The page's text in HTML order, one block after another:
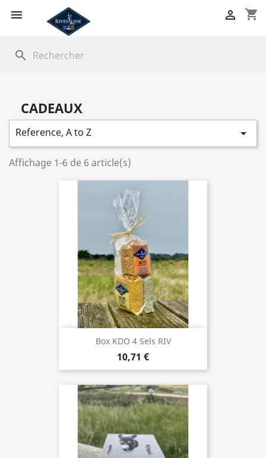
 shopping_cart

search
CADEAUX
Reference, A to Z 
Affichage 1-6 de 6 article(s)
Box KDO 4 Sels RIV
10,71 €